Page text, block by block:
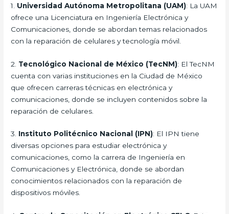
1. Universidad Autónoma Metropolitana (UAM): La UAM
ofrece una Licenciatura en Ingeniería Electrónica y
Comunicaciones, donde se abordan temas relacionados
con la reparación de celulares y tecnología móvil.
2. Tecnológico Nacional de México (TecNM): El TecNM
cuenta con varias instituciones en la Ciudad de México
que ofrecen carreras técnicas en electrónica y
comunicaciones, donde se incluyen contenidos sobre la
reparación de celulares.
3. Instituto Politécnico Nacional (IPN): El IPN tiene
diversas opciones para estudiar electrónica y
comunicaciones, como la carrera de Ingeniería en
Comunicaciones y Electrónica, donde se abordan
conocimientos relacionados con la reparación de
dispositivos móviles.